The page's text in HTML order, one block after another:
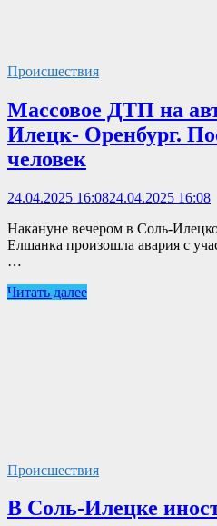
Происшествия
Массовое ДТП на
Илецк- Оренбург.
человек
24.04.2025 16:0824.04.2025 16:08
Накануне вечером в Соль-
Елшанка произошла авария с
…
Читать далее
Происшествия
В Соль-Илецке